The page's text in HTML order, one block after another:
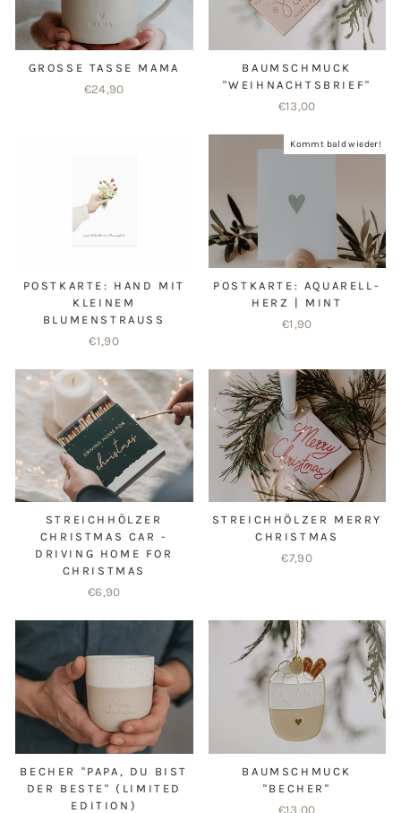
GROSSE TASSE MAMA
€24,90
BAUMSCHMUCK
"WEIHNACHTSBRIEF"
€13,00
POSTKARTE: HAND MIT
KLEINEM
BLUMENSTRAUSS
€1,90
Kommt bald wieder!
POSTKARTE: AQUARELL-
HERZ | MINT
€1,90
STREICHHÖLZER
CHRISTMAS CAR -
DRIVING HOME FOR
CHRISTMAS
€6,90
STREICHHÖLZER MERRY
CHRISTMAS
€7,90
BECHER "PAPA, DU BIST
DER BESTE" (LIMITED
EDITION)
BAUMSCHMUCK
"BECHER"
€13,00